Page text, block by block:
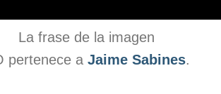
La frase de la imagen
pertenece a Jaime Sabines.